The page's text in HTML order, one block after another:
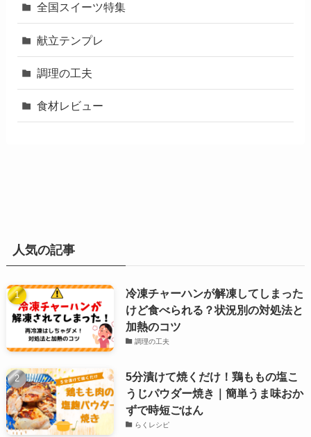
全国スイーツ特集
献立テンプレ
調理の工夫
食材レビュー
人気の記事
冷凍チャーハンが解凍してしまった
けど食べられる？状況別の対処法と
加熱のコツ
調理の工夫
5分漬けて焼くだけ！鶏ももの塩こ
うじパウダー焼き｜簡単うま味おか
ずで時短ごはん
らくレシピ